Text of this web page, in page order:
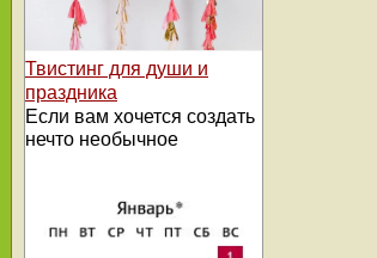
Твистинг для души и
праздника
Если вам хочется создать
нечто необычное